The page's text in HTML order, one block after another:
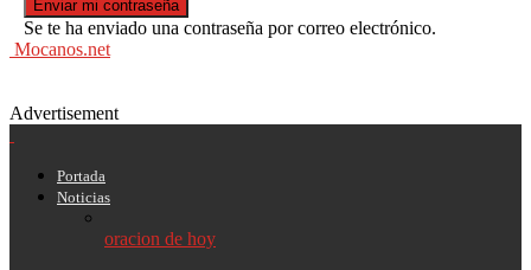
Se te ha enviado una contraseña por correo electrónico.
Mocanos.net
Advertisement
Portada
Noticias
oracion de hoy